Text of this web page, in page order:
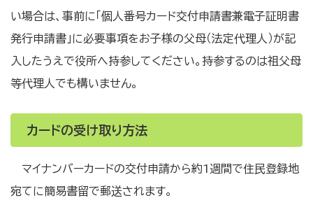
い場合は、事前に「個人番号カード交付申請書兼電子証明書
発行申請書」に必要事項をお子様の父母（法定代理人）が記
入したうえで役所へ持参してください。持参するのは祖父母
等代理人でも構いません。
カードの受け取り方法
マイナンバーカードの交付申請から約1週間で住民登録地
宛てに簡易書留で郵送されます。